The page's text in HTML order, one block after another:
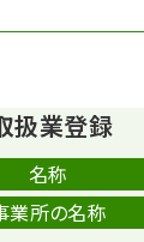
扱業登録
名称
業所の名称